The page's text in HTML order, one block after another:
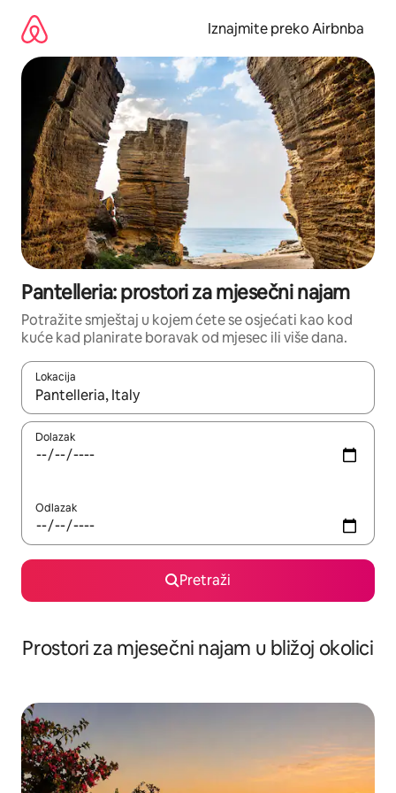
sadržaj
Iznajmite preko Airbnba
Pantelleria: prostori za mjesečni najam
Potražite smještaj u kojem ćete se osjećati kao kod
kuće kad planirate boravak od mjesec ili više dana.
Lokacija
Kada budu dostupni rezultati, moći ćete ih pregledati
Dolazak
Odlazak
Pretraži
Prostori za mjesečni najam u bližoj okolici